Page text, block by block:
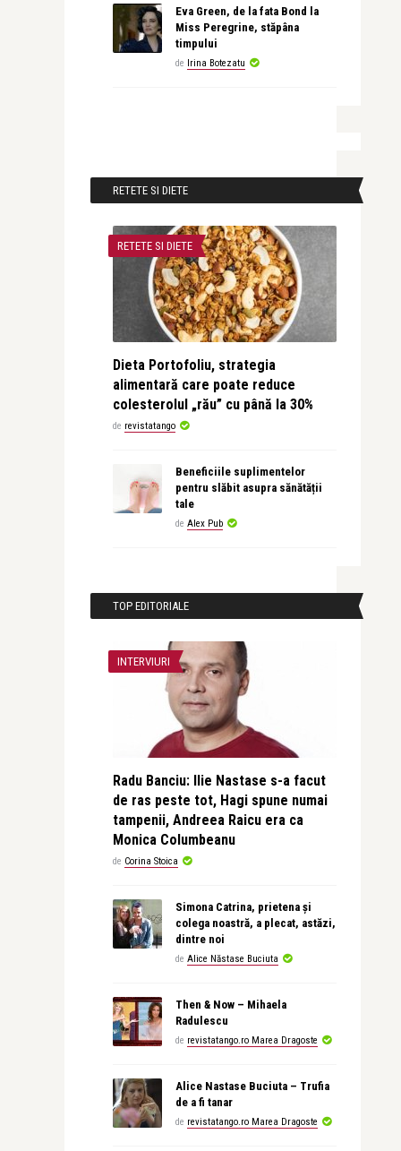
Eva Green, de la fata Bond la
Miss Peregrine, stăpâna
timpului
de Irina Botezatu
RETETE SI DIETE
RETETE SI DIETE
Dieta Portofoliu, strategia
alimentară care poate reduce
colesterolul „rău” cu până la 30%
de revistatango
Beneficiile suplimentelor
pentru slăbit asupra sănătății
tale
de Alex Pub
TOP EDITORIALE
INTERVIURI
Radu Banciu: Ilie Nastase s-a facut
de ras peste tot, Hagi spune numai
tampenii, Andreea Raicu era ca
Monica Columbeanu
de Corina Stoica
Simona Catrina, prietena și
colega noastră, a plecat, astăzi,
dintre noi
de Alice Năstase Buciuta
Then & Now – Mihaela
Radulescu
de revistatango.ro Marea Dragoste
Alice Nastase Buciuta – Trufia
de a fi tanar
de revistatango.ro Marea Dragoste